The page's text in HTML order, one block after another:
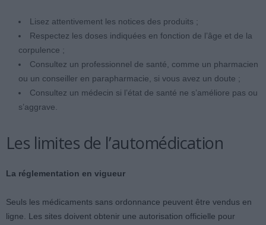
Lisez attentivement les notices des produits ;
Respectez les doses indiquées en fonction de l’âge et de la
corpulence ;
Consultez un professionnel de santé, comme un pharmacien
ou un conseiller en parapharmacie, si vous avez un doute ;
Consultez un médecin si l’état de santé ne s’améliore pas ou
s’aggrave.
Les limites de l’automédication
La réglementation en vigueur
Seuls les médicaments sans ordonnance peuvent être vendus en
ligne. Les sites doivent obtenir une autorisation officielle pour